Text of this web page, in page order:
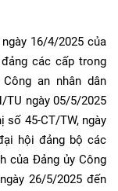
16/4/2025 của
các cấp trong
an nhân dân
TU ngày 05/5/2025
số 45-CT/TW, ngày
hội đảng bộ các
của Đảng ủy Công
26/5/2025 đến